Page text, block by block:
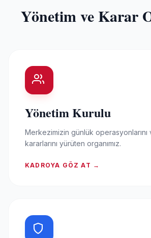
Yönetim ve Karar
Yönetim Kurulu
Merkezimizin günlük operasyonlarını
kararlarını yürüten organımız.
KADROYA GÖZ AT →